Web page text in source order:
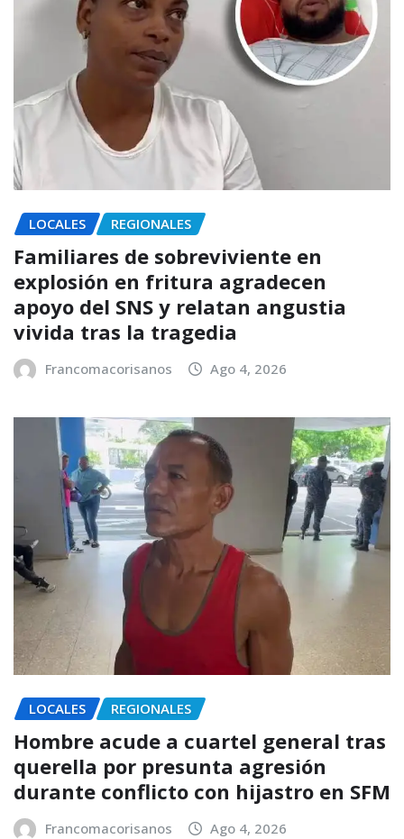
LOCALES REGIONALES
Familiares de sobreviviente en
explosión en fritura agradecen
apoyo del SNS y relatan angustia
vivida tras la tragedia
Francomacorisanos Ago 4, 2026
LOCALES REGIONALES
Hombre acude a cuartel general tras
querella por presunta agresión
durante conflicto con hijastro en SFM
Francomacorisanos Ago 4, 2026